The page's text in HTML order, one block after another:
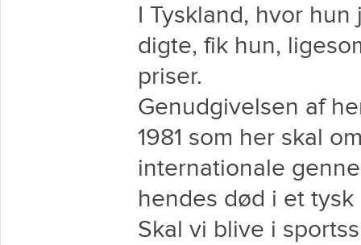
I Tyskland, hvor
digte, fik hun,
priser.
Genudgivelsen af
1981 som her skal
internationale
hendes død i et
Skal vi blive i